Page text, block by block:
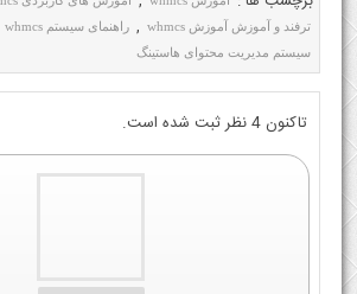
ترفند و آموزش آموزش whmcs , راهنمای سیستم whmcs
سیستم مدیریت محتوای هاستینگ
تاکنون 4 نظر ثبت شده است.